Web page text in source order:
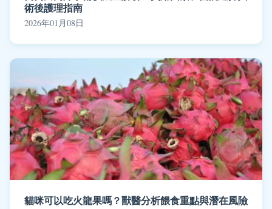
術後護理指南
2026年01月08日
貓咪可以吃火龍果嗎？獸醫分析餵食重點與潛在風險